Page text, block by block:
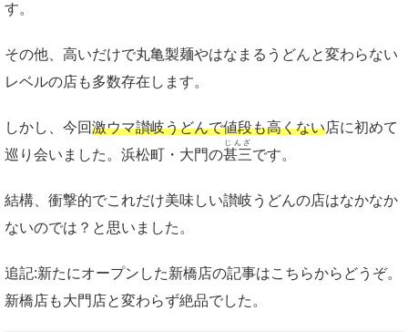
す。
その他、高いだけで丸亀製麺やはなまるうどんと変わらない
レベルの店も多数存在します。
しかし、今回激ウマ讃岐うどんで値段も高くない店に初めて
巡り会いました。浜松町・大門の甚三
じんざ
です。
結構、衝撃的でこれだけ美味しい讃岐うどんの店はなかなか
ないのでは？と思いました。
追記:新たにオープンした新橋店の記事はこちらからどうぞ。
新橋店も大門店と変わらず絶品でした。